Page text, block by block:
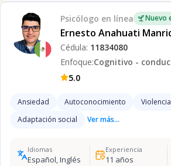
Psicólogo en línea Nuevo
Ernesto Anahuati
Cédula: 11834080
Enfoque:Cognitivo -
5.0
Ansiedad Autoconocimiento Violencia
Adaptación social
Ver más...
Idiomas
Español, Inglés
Experiencia
11 años